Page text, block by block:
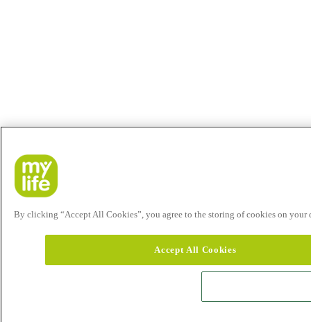
By clicking “Accept All Cookies”, you agree to the storing of cookies on your
Accept All Cookies